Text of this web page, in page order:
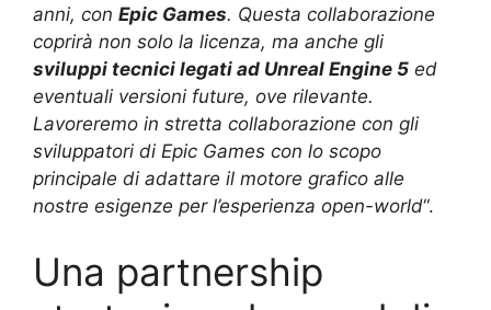
anni, con Epic Games. Questa collaborazione
coprirà non solo la licenza, ma anche gli
sviluppi tecnici legati ad Unreal Engine 5 ed
eventuali versioni future, ove rilevante.
Lavoreremo in stretta collaborazione con gli
sviluppatori di Epic Games con lo scopo
principale di adattare il motore grafico alle
nostre esigenze per l’esperienza open-world“.
Una partnership